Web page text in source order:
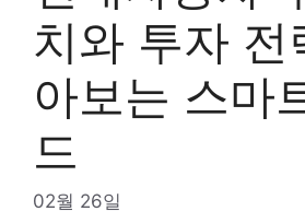
치와 투자 전
아보는 스마
드
02월 26일